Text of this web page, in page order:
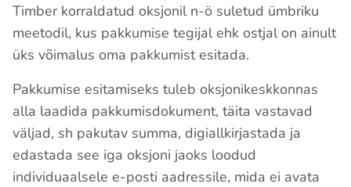
Timber korraldatud oksjonil n-ö suletud ümbriku
meetodil, kus pakkumise tegijal ehk ostjal on ainult
üks võimalus oma pakkumist esitada.
Pakkumise esitamiseks tuleb oksjonikeskkonnas
alla laadida pakkumisdokument, täita vastavad
väljad, sh pakutav summa, digiallkirjastada ja
edastada see iga oksjoni jaoks loodud
individuaalsele e-posti aadressile, mida ei avata